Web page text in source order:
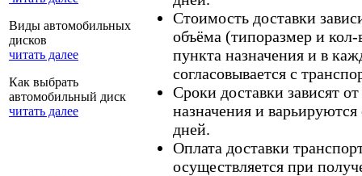
Виды автомобильных
дисков
читать далее
Как выбрать
автомобильный диск
читать далее
Стоимость доставки
объёма (типоразмер и кол-
пункта назначения и в
согласовывается с
Сроки доставки зависят
назначения и
дней.
Оплата доставки
осуществляется при